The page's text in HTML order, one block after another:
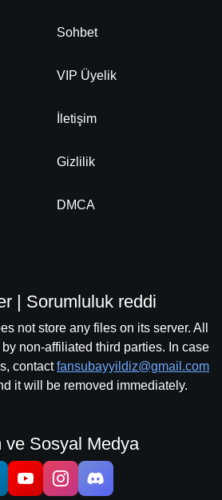
Sohbet
VIP Üyelik
İletişim
Gizlilik
DMCA
| Sorumluluk reddi
not store any files on its server. All
non-affiliated third parties. In case
contactfansubayyildiz@gmail.com
it will be removed immediately.
ve Sosyal Medya